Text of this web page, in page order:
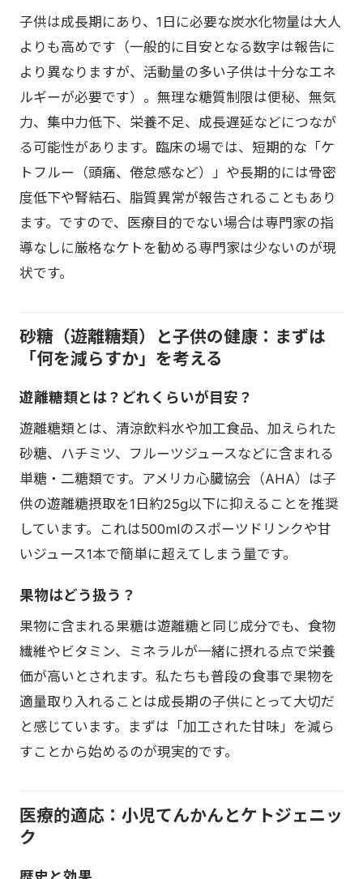
子供は成長期にあり、1日に必要な炭水化物量は大人
よりも高めです（一般的に目安となる数字は報告に
より異なりますが、活動量の多い子供は十分なエネ
ルギーが必要です）。無理な糖質制限は便秘、無気
力、集中力低下、栄養不足、成長遅延などにつなが
る可能性があります。臨床の場では、短期的な「ケ
トフルー（頭痛、倦怠感など）」や長期的には骨密
度低下や腎結石、脂質異常が報告されることもあり
ます。ですので、医療目的でない場合は専門家の指
導なしに厳格なケトを勧める専門家は少ないのが現
状です。
砂糖（遊離糖類）と子供の健康：まずは
「何を減らすか」を考える
遊離糖類とは？どれくらいが目安？
遊離糖類とは、清涼飲料水や加工食品、加えられた
砂糖、ハチミツ、フルーツジュースなどに含まれる
単糖・二糖類です。アメリカ心臓協会（AHA）は子
供の遊離糖摂取を1日約25g以下に抑えることを推奨
しています。これは500mlのスポーツドリンクや甘
いジュース1本で簡単に超えてしまう量です。
果物はどう扱う？
果物に含まれる果糖は遊離糖と同じ成分でも、食物
繊維やビタミン、ミネラルが一緒に摂れる点で栄養
価が高いとされます。私たちも普段の食事で果物を
適量取り入れることは成長期の子供にとって大切だ
と感じています。まずは「加工された甘味」を減ら
すことから始めるのが現実的です。
医療的適応：小児てんかんとケトジェニッ
ク